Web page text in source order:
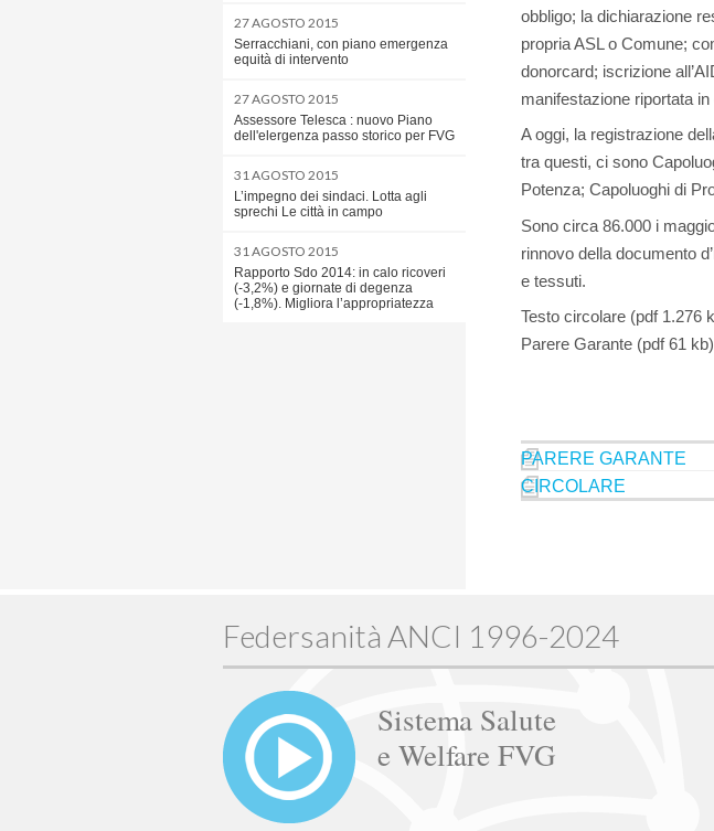
27 AGOSTO 2015
Serracchiani, con piano emergenza
equità di intervento
27 AGOSTO 2015
Assessore Telesca : nuovo Piano
dell'elergenza passo storico per FVG
31 AGOSTO 2015
L’impegno dei sindaci. Lotta agli
sprechi Le città in campo
31 AGOSTO 2015
Rapporto Sdo 2014: in calo ricoveri
(-3,2%) e giornate di degenza
(-1,8%). Migliora l’appropriatezza
obbligo; la dichiarazione
propria ASL o Comune;
donorcard; iscrizione
manifestazione riportata
A oggi, la registrazione
tra questi, ci sono
Potenza; Capoluoghi di
Sono circa 86.000 i
rinnovo della documento
e tessuti.
Testo circolare (pdf 1.276
Parere Garante (pdf 61 kb)
PARERE GARANTE
CIRCOLARE
Federsanità ANCI 1996-2024
Sistema Salute
e Welfare FVG